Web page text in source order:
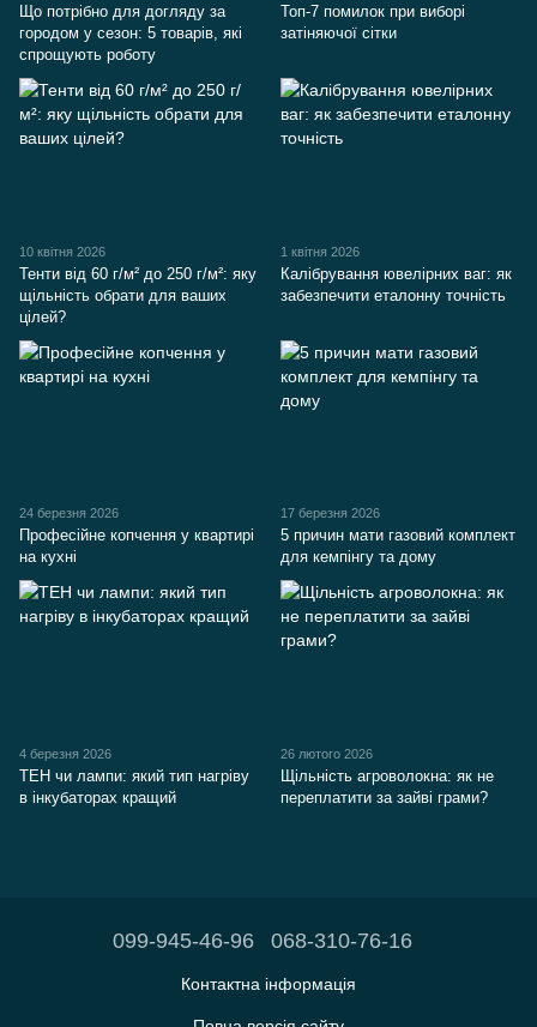
Що потрібно для догляду за
городом у сезон: 5 товарів, які
спрощують роботу
Топ-7 помилок при виборі
затіняючої сітки
10 квітня 2026
Тенти від 60 г/м² до 250 г/м²: яку
щільність обрати для ваших
цілей?
1 квітня 2026
Калібрування ювелірних ваг: як
забезпечити еталонну точність
24 березня 2026
Професійне копчення у квартирі
на кухні
17 березня 2026
5 причин мати газовий комплект
для кемпінгу та дому
4 березня 2026
ТЕН чи лампи: який тип нагріву
в інкубаторах кращий
26 лютого 2026
Щільність агроволокна: як не
переплатити за зайві грами?
099-945-46-96 068-310-76-16
Контактна інформація